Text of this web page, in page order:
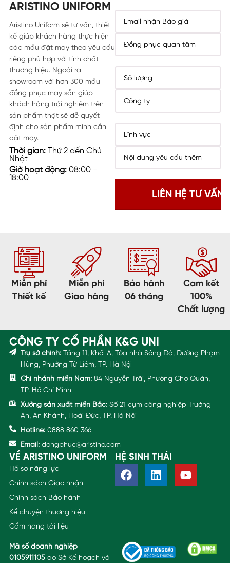
ARISTINO UNIFORM
Aristino Uniform sẽ tư vấn, thiết
kế giúp khách hàng thực hiện
các mẫu đặt may theo yêu cầu
riêng phù hợp với tính chất
thương hiệu. Ngoài ra
showroom với hơn 300 mẫu
đồng phục may sẵn giúp
khách hàng trải nghiệm trên
sản phẩm thật sẽ dễ quyết
định cho sản phẩm mình cần
đặt may.
Thời gian:Thứ 2 đến Chủ
Nhật
Giờ hoạt động:08:00 -
18:00
Miễn phí
Thiết kế
Miễn phí
Giao hàng
Bảo hành
06 tháng
Cam kết
100%
Chất lượng
CÔNG TY CỔ PHẦN K&G UNI
Trụ sở chính: Tầng 11, Khối A, Tòa nhà Sông Đà, Đường Phạm
Hùng, Phường Từ Liêm, TP. Hà Nội
Chi nhánh miền Nam: 84 Nguyễn Trãi, Phường Chợ Quán,
TP. Hồ Chí Minh
Xưởng sản xuất miền Bắc: Số 21 cụm công nghiệp Trường
An, An Khánh, Hoài Đức, TP. Hà Nội
Hotline: 0888 860 366
Email: dongphuc@aristino.com
VỀ ARISTINO UNIFORM
Hồ sơ năng lực
Chính sách Giao nhận
Chính sách Bảo hành
Kể chuyện thương hiệu
Cẩm nang tài liệu
HỆ SINH THÁI
Mã số doanh nghiệp
0105911105do Sở Kế hoạch và